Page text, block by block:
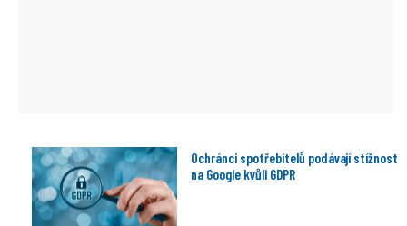
Ochránci spotřebitelů podávají stížnost
na Google kvůli GDPR